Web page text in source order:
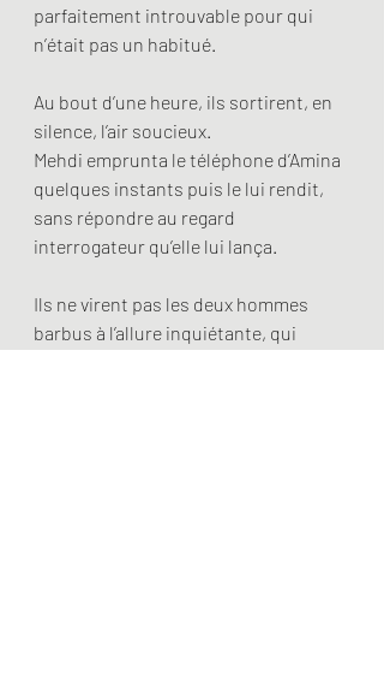
parfaitement introuvable pour qui
n’était pas un habitué.
Au bout d’une heure, ils sortirent, en
silence, l’air soucieux.
Mehdi emprunta le téléphone d’Amina
quelques instants puis le lui rendit,
sans répondre au regard
interrogateur qu’elle lui lança.
Ils ne virent pas les deux hommes
barbus à l’allure inquiétante, qui